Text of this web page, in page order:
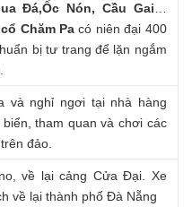
Đá,Ốc Nón, Cầu Gai…
Chăm Pacó niên đại 400
bị tư trang để lặn ngắm
và nghỉ ngơi tại nhà hàng
tham quan và chơi các
đảo.
về lại cảng Cửa Đại. Xe
về lại thành phố Đà Nẵng